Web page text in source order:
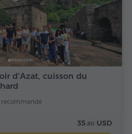
d'Azat, cuisson du
recommandé
35.80 USD